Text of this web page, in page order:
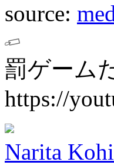
source:
罰ゲーム
https://
Narita